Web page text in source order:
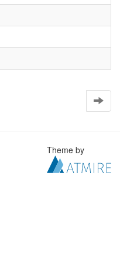
Theme by